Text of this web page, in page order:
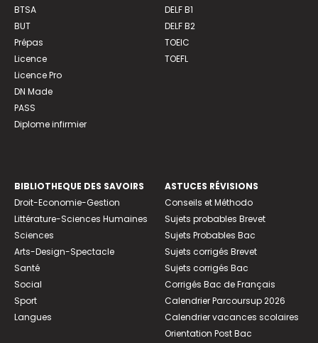
BTSA
BUT
Prépas
Licence
Licence Pro
DN Made
PASS
Diplome infirmier
DELF B1
DELF B2
TOEIC
TOEFL
BIBLIOTHEQUE DES SAVOIRS
Droit-Economie-Gestion
Littérature-Sciences Humaines
Sciences
Arts-Design-Spectacle
Santé
Social
Sport
Langues
ASTUCES RÉVISIONS
Conseils et Méthodo
Sujets probables Brevet
Sujets Probables Bac
Sujets corrigés Brevet
Sujets corrigés Bac
Corrigés Bac de Français
Calendrier Parcoursup 2026
Calendrier vacances scolaires
Orientation Post Bac